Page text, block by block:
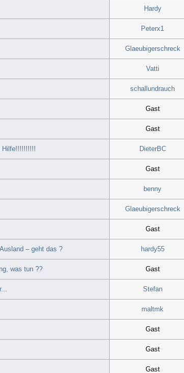
Hardy
Peterx1
Glaeubigerschreck
Vatti
schallundrauch
Gast
Gast
Hilfe!!!!!!!!!! DieterBC
Gast
benny
Glaeubigerschreck
Gast
– geht das ? hardy55
was tun ?? Gast
Stefan
maltmk
Gast
Gast
Gast